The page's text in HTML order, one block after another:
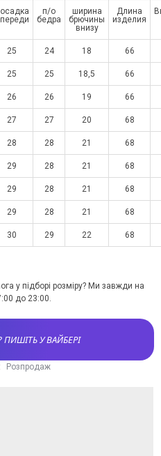
п/о
бедра
ширина
брючины
внизу
Длина
изделия
25 24 18 66
25 25 18,5 66
26 26 19 66
27 27 20 68
28 28 21 68
29 28 21 68
29 28 21 68
29 28 21 68
30 29 22 68
у підборі розміру? Ми завжди на
до 23:00.
ПИШІТЬ У ВАЙБЕРІ
Розпродаж